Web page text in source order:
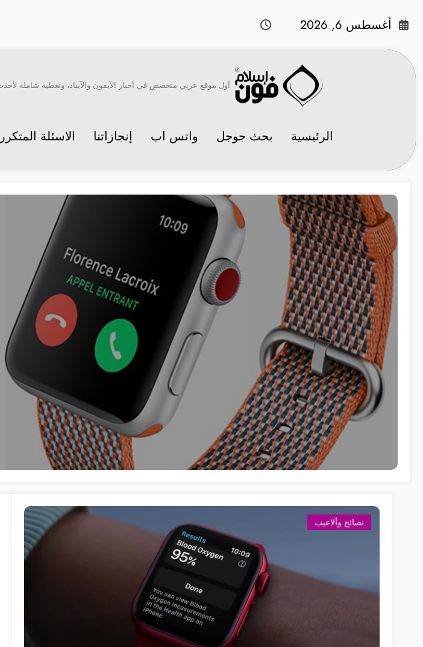
أغسطس 6, 2026
أول موقع عربي متخصص في أخبار الآيفون والآيباد، وتغطية شاملة
الرئيسية بحث جوجل واتس اب إنجازاتنا الاسئلة
نصائح وألاعيب